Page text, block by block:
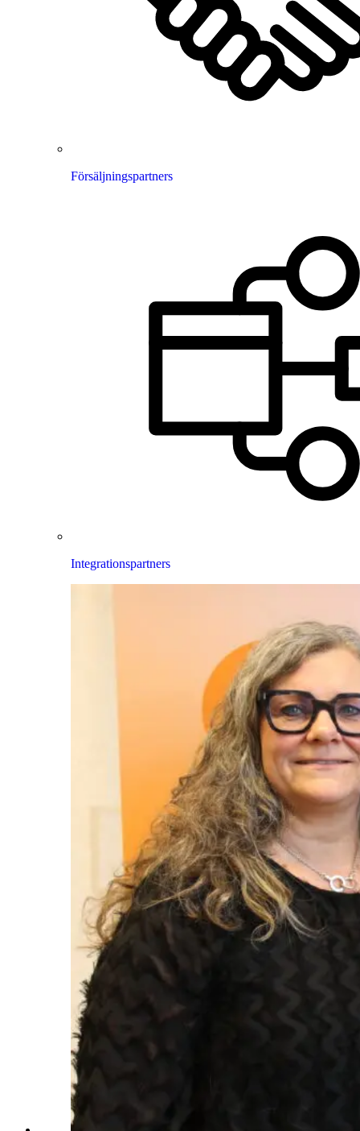
Försäljningspartners
Integrationspartners